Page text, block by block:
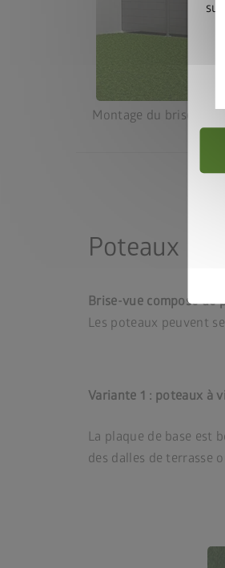
Montage du brise-vue
Poteaux
Brise-vue composé de
Les poteaux peuvent
Variante 1 : poteaux à
La plaque de base est
des dalles de terrasse